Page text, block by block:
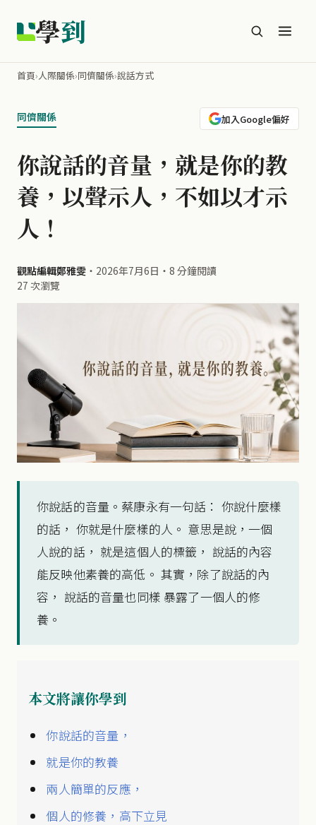
學到
首頁›人際關係›同儕關係›說話方式
同儕關係 加入Google偏好
你說話的音量，就是你的教
養，以聲示人，不如以才示
人！
觀點編輯鄭雅雯 ・ 2026年7月6日 ・ 8 分鐘閱讀
27 次瀏覽
你說話的音量。蔡康永有一句話： 你說什麼樣
的話， 你就是什麼樣的人。 意思是說，一個
人說的話， 就是這個人的標籤， 說話的內容
能反映他素養的高低。 其實，除了說話的內
容， 說話的音量也同樣 暴露了一個人的修
養。
本文將讓你學到
你說話的音量，
就是你的教養
兩人簡單的反應，
個人的修養，高下立見